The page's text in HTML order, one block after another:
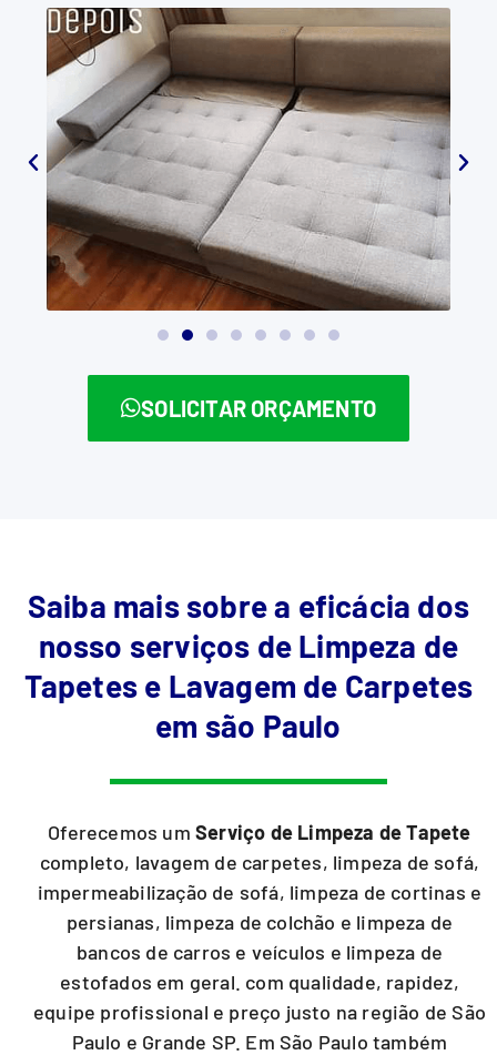
SOLICITAR ORÇAMENTO
Saiba mais sobre a eficácia dos
nosso serviços de Limpeza de
Tapetes e Lavagem de Carpetes
em são Paulo
Oferecemos umServiço de Limpeza de Tapete
completo, lavagem de carpetes, limpeza de sofá,
impermeabilização de sofá, limpeza de cortinas e
persianas, limpeza de colchão e limpeza de
bancos de carros e veículos e limpeza de
estofados em geral. com qualidade, rapidez,
equipe profissional e preço justo na região de São
Paulo e Grande SP. Em São Paulo também